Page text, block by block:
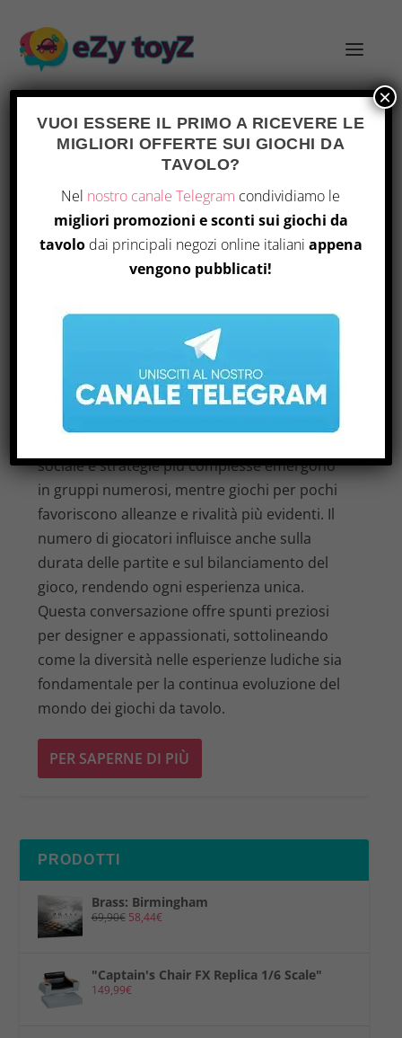
TAG:SABOTEUR
OBG 590: NUMERO DI GIOCATORI NEI
GIOCHI DA TAVOLO
di|Giu 1, 2026|Notizie| 0 |
Nel recente episodio di On Board Games, Erik
l’importanza del numero di giocatori nel
design dei giochi da tavolo. Attraverso titoli
come “So Clover”, “Fjords” e “Twilight
Imperium 4”, discutono come le dinamiche di
sociale e strategie più complesse emergono
in gruppi numerosi, mentre giochi per pochi
favoriscono alleanze e rivalità più evidenti. Il
numero di giocatori influisce anche sulla
durata delle partite e sul bilanciamento del
gioco, rendendo ogni esperienza unica.
Questa conversazione offre spunti preziosi
per designer e appassionati, sottolineando
come la diversità nelle esperienze ludiche sia
fondamentale per la continua evoluzione del
mondo dei giochi da tavolo.
PER SAPERNE DI PIÙ
PRODOTTI
Brass: Birmingham
69,90€ 58,44€
"Captain's Chair FX Replica 1/6 Scale"
149,99€
VUOI ESSERE IL PRIMO A RICEVERE LE
MIGLIORI OFFERTE SUI GIOCHI DA
TAVOLO?
Nel nostro canale Telegram condividiamo le
migliori promozioni e sconti sui giochi da
tavolo dai principali negozi online italiani appena
vengono pubblicati!
×